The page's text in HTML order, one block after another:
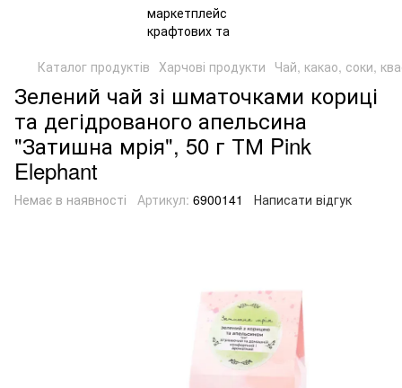
Каталог продуктів Харчові продукти Чай, какао, соки,
Зелений чай зі шматочками кориці
та дегідрованого апельсина
"Затишна мрія", 50 г ТМ Pink
Elephant
Немає в наявності Артикул: 6900141 Написати відгук